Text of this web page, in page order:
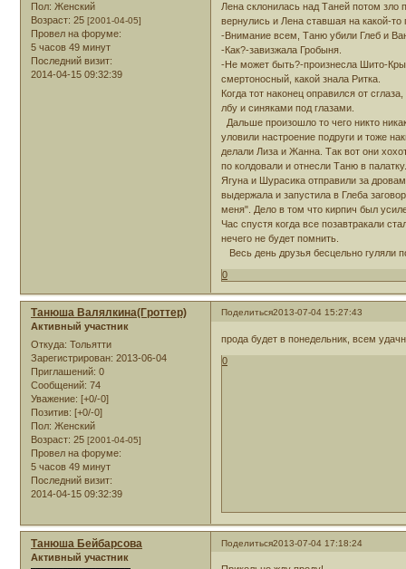
Пол: Женский
Возраст: 25 [2001-04-05]
Провел на форуме:
5 часов 49 минут
Последний визит:
2014-04-15 09:32:39
Лена склонилась над Таней потом зло
вернулись и Лена ставшая на какой-
-Внимание всем, Таню убили Глеб и
-Как?-завизжала Гробыня.
-Не может быть?-произнесла Шито-
смертоносный, какой знала Ритка.
Когда тот наконец оправился от
лбу и синяками под глазами.
Дальше произошло то чего никто
уловили настроение подруги и тоже
делали Лиза и Жанна. Так вот они
по колдовали и отнесли Таню в
Ягуна и Шурасика отправили за
выдержала и запустила в Глеба
меня". Дело в том что кирпич был
Час спустя когда все позавтракали
нечего не будет помнить.
Весь день друзья бесцельно гуляли
0
Поделиться2013-07-04 15:27:43
Танюша Валялкина(Гроттер)
Активный участник
Откуда: Тольятти
Зарегистрирован: 2013-06-04
Приглашений: 0
Сообщений: 74
Уважение: [+0/-0]
Позитив: [+0/-0]
Пол: Женский
Возраст: 25 [2001-04-05]
Провел на форуме:
5 часов 49 минут
Последний визит:
2014-04-15 09:32:39
прода будет в понедельник, всем
0
Поделиться2013-07-04 17:18:24
Танюша Бейбарсова
Активный участник